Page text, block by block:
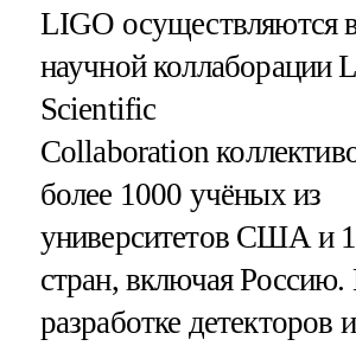
LIGO осуществляются
научной коллаборации
Scientific
Collaboration
более 1000 учёных из
университетов США и
стран, включая
разработке детекторов